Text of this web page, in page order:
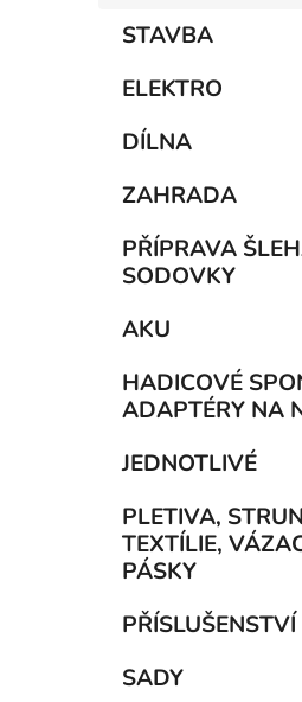
STAVBA
ELEKTRO
DÍLNA
ZAHRADA
PŘÍPRAVA
SODOVKY
AKU
HADICOVÉ
ADAPTÉRY NA
JEDNOTLIVÉ
PLETIVA,
TEXTÍLIE,
PÁSKY
PŘÍSLUŠENSTVÍ
SADY